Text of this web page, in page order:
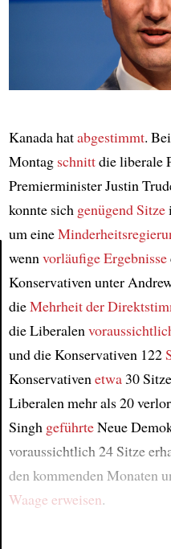
Article
Kanada hatabgestimmt.
Montag schnittdie liberale
Premierminister Justin
konnte sich genügend Sitze
um eine
wenn vorläufige Ergebnisse
Konservativen unter
dieMehrheit der
die Liberalen
und die Konservativen 122
Konservativen etwa30
Liberalen mehr als 20
Singh geführteNeue
voraussichtlich 24 Sitze
den kommenden Monaten
Waage erweisen.